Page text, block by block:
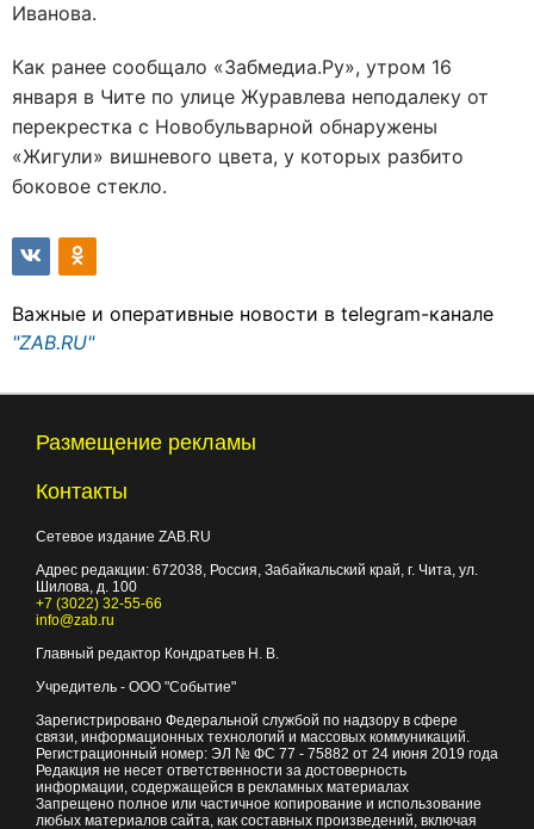
Иванова.
Как ранее сообщало «Забмедиа.Ру», утром 16
января в Чите по улице Журавлева неподалеку от
перекрестка с Новобульварной обнаружены
«Жигули» вишневого цвета, у которых разбито
боковое стекло.
Важные и оперативные новости в telegram-канале
"ZAB.RU"
Размещение рекламы
Контакты
Сетевое издание ZAB.RU
Адрес редакции: 672038, Россия, Забайкальский край, г. Чита, ул.
Шилова, д. 100
+7 (3022) 32-55-66
info@zab.ru
Главный редактор Кондратьев Н. В.
Учредитель - ООО "Событие"
Зарегистрировано Федеральной службой по надзору в сфере
связи, информационных технологий и массовых коммуникаций.
Регистрационный номер: ЭЛ № ФС 77 - 75882 от 24 июня 2019 года
Редакция не несет ответственности за достоверность
информации, содержащейся в рекламных материалах
Запрещено полное или частичное копирование и использование
любых материалов сайта, как составных произведений, включая